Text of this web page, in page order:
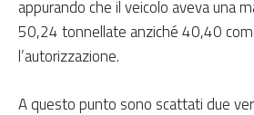
appurando che il veicolo aveva una
50,24 tonnellate anziché 40,40
l’autorizzazione.
A questo punto sono scattati due